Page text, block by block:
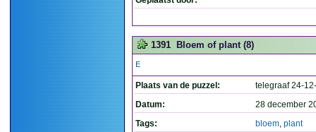
1391 Bloem of plant (8)
E
Plaats van de puzzel:
telegraaf 24-
Datum:
28 december
Tags:
bloem, plant